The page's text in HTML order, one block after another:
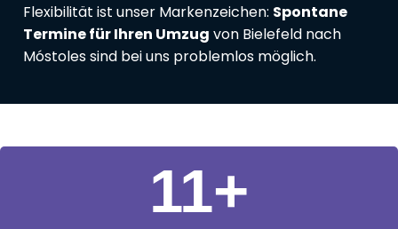
Flexibilität ist unser Markenzeichen: Spontane
Termine für Ihren Umzug von Bielefeld nach
Móstoles sind bei uns problemlos möglich.
11+